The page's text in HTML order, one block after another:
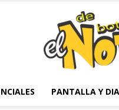
PANTALLA Y